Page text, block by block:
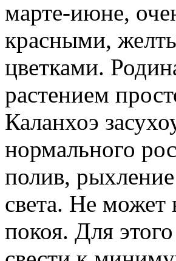
марте-июне,
красными,
цветками.
растением
Каланхоэ
нормального
полив,
света. Не может
покоя. Для